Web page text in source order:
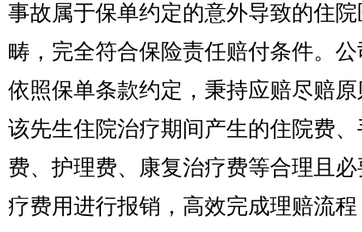
事故属于保单约定的意外导致的住
畴，完全符合保险责任赔付条件。
依照保单条款约定，秉持应赔尽赔
该先生住院治疗期间产生的住院费
费、护理费、康复治疗费等合理且
疗费用进行报销，高效完成理赔流